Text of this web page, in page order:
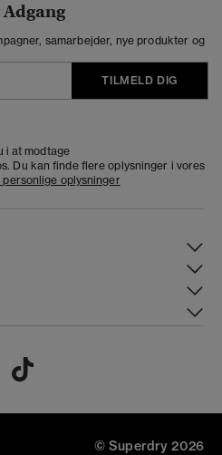
samarbejder, nye produkter og
TILMELD DIG
i at modtage
Du kan finde flere oplysninger i vores
oplysninger
© Superdry 2026